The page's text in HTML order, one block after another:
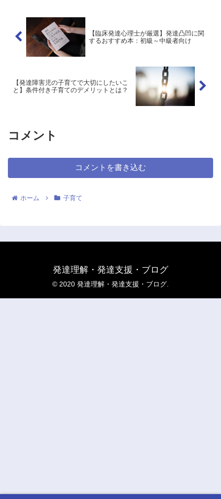
【臨床発達心理士が厳選】発達凸凹に関
するおすすめ本：初級～中級者向け
【発達障害児の子育てで大切にしたいこ
と】条件付き子育てのデメリットとは？
コメント
コメントを書き込む
ホーム 子育て
発達理解・発達支援・ブログ
© 2020 発達理解・発達支援・ブログ.